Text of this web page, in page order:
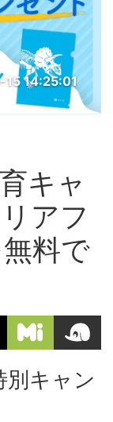
14:25:01
キャ
アフ
料で
別キャン